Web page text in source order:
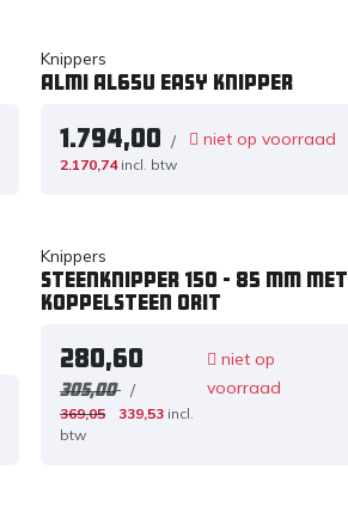
Knippers
Almi AL65U Easy knipper
1.794,00 /
2.170,74 incl. btw
niet op voorraad
Knippers
Steenknipper 150 - 85 mm met
koppelsteen ORIT
280,60
305,00 /
369,05 339,53 incl.
btw
niet op
voorraad